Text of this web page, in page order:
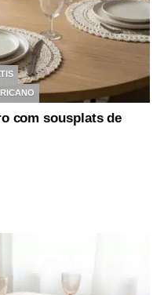
com sousplats de